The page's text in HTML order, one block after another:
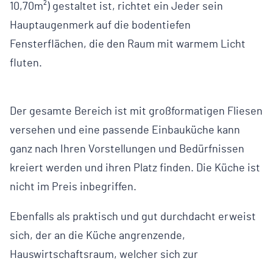
10,70m²) gestaltet ist, richtet ein Jeder sein
Hauptaugenmerk auf die bodentiefen
Fensterflächen, die den Raum mit warmem Licht
fluten.
Der gesamte Bereich ist mit großformatigen Fliesen
versehen und eine passende Einbauküche kann
ganz nach Ihren Vorstellungen und Bedürfnissen
kreiert werden und ihren Platz finden. Die Küche ist
nicht im Preis inbegriffen.
Ebenfalls als praktisch und gut durchdacht erweist
sich, der an die Küche angrenzende,
Hauswirtschaftsraum, welcher sich zur